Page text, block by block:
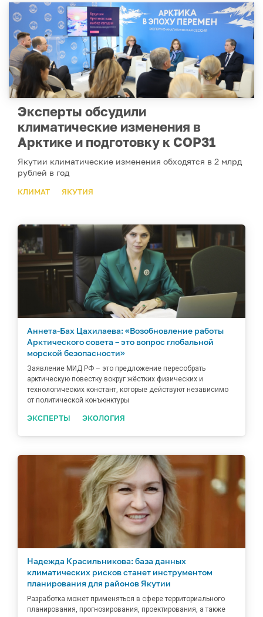
Эксперты обсудили
климатические изменения в
Арктике и подготовку к COP31
Якутии климатические изменения обходятся в 2 млрд
рублей в год
КЛИМАТ ЯКУТИЯ
Аннета-Бах Цахилаева: «Возобновление работы
Арктического совета – это вопрос глобальной
морской безопасности»
Заявление МИД РФ – это предложение пересобрать
арктическую повестку вокруг жёстких физических и
технологических констант, которые действуют независимо
от политической конъюнктуры
ЭКСПЕРТЫ ЭКОЛОГИЯ
Надежда Красильникова: база данных
климатических рисков станет инструментом
планирования для районов Якутии
Разработка может применяться в сфере территориального
планирования, прогнозирования, проектирования, а также